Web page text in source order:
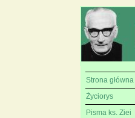
Strona główna
Życiorys
Pisma ks. Ziei